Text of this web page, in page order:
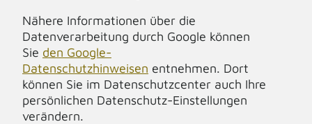
Nähere Informationen über die
Datenverarbeitung durch Google können
Sie den Google-
Datenschutzhinweisen entnehmen. Dort
können Sie im Datenschutzcenter auch Ihre
persönlichen Datenschutz-Einstellungen
verändern.